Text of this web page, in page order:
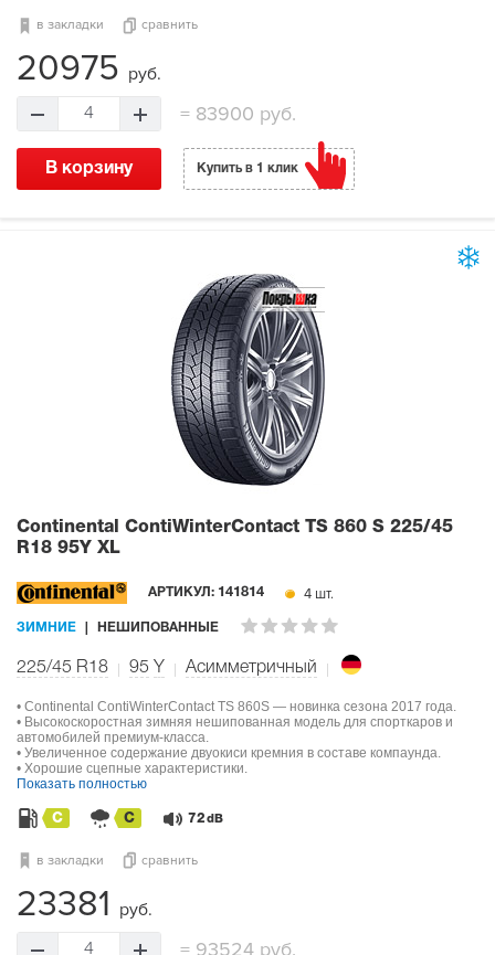
в закладки сравнить
20975 руб.
4 = 83900 руб.
В корзину Купить в 1 клик
Continental ContiWinterContact TS 860 S 225/45
R18 95Y XL
АРТИКУЛ: 141814 4 шт.
ЗИМНИЕ НЕШИПОВАННЫЕ
225/45 R18 95 Y Асимметричный
• Continental ContiWinterContact TS 860S — новинка сезона 2017 года.
• Высокоскоростная зимняя нешипованная модель для спорткаров и
автомобилей премиум-класса.
• Увеличенное содержание двуокиси кремния в составе компаунда.
• Хорошие сцепные характеристики.
Показать полностью
C C 72 dB
в закладки сравнить
23381 руб.
4 = 93524 руб.